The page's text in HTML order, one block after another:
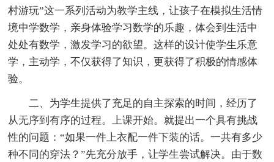
村游玩”这一系列活动为教学主线，让孩子在模拟生活情
境中学数学，亲身体验学习数学的乐趣，体会到生活中
处处有数学，激发学习的欲望。这样的设计使学生乐意
学，主动学，不仅获得了知识，更获得了积极的情感体
验。
二、为学生提供了充足的自主探索的时间，经历了
从无序到有序的过程。上课开始。就提出一个具有挑战
性的问题：“如果一件上衣配一件下装的话。一共有多少
种不同的穿法？”先充分放手，让学生尝试解决。由于数